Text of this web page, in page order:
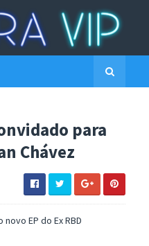
para
Chávez
EP do Ex RBD